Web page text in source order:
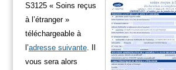
S3125 « Soins reçus
à l’étranger »
téléchargeable à
l’adresse suivante. Il
vous sera alors